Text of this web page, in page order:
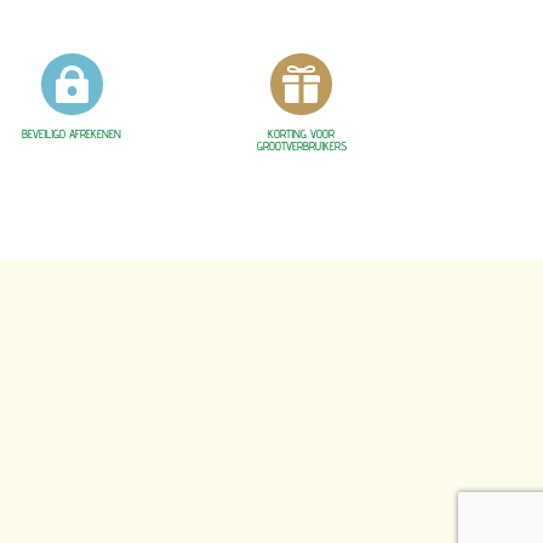

BEVEILIGD AFREKENEN

KORTING VOOR
GROOTVERBRUIKERS